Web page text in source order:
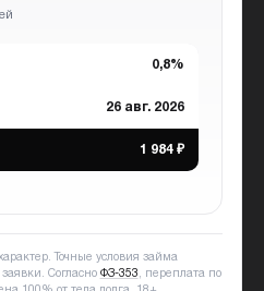
0,8%
26 авг. 2026
1 984 ₽
Точные условия займа
Согласно ФЗ-353 , переплата по